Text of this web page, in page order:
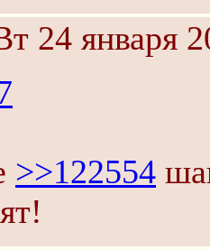
24 января
>>122554